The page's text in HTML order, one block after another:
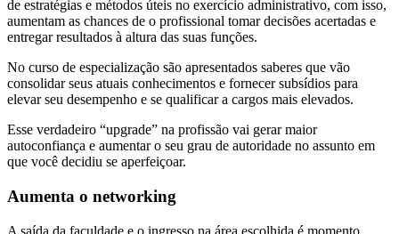
de estratégias e métodos úteis no exercício administrativo, com isso,
aumentam as chances de o profissional tomar decisões acertadas e
entregar resultados à altura das suas funções.
No curso de especialização são apresentados saberes que vão
consolidar seus atuais conhecimentos e fornecer subsídios para
elevar seu desempenho e se qualificar a cargos mais elevados.
Esse verdadeiro “upgrade” na profissão vai gerar maior
autoconfiança e aumentar o seu grau de autoridade no assunto em
que você decidiu se aperfeiçoar.
Aumenta o networking
A saída da faculdade e o ingresso na área escolhida é momento